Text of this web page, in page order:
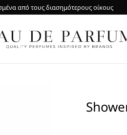
από τους διασημότερους οίκους